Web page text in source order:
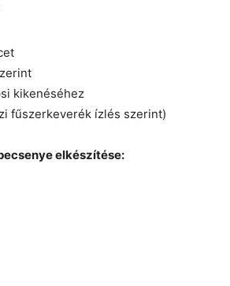
kikenéséhez
fűszerkeverék ízlés szerint)
elkészítése: